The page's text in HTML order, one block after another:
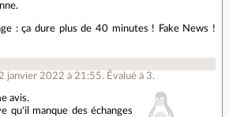
: ça dure plus de 40 minutes ! Fake News !
janvier 2022 à 21:55. Évalué à 3.
avis.
qu'il manque des échanges